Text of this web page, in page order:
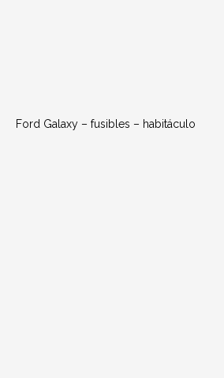
Ford Galaxy – fusibles – habitáculo